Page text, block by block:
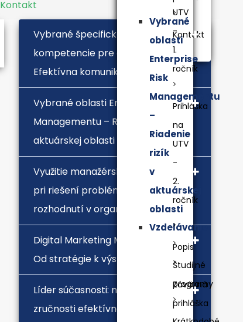
Kontakt
UTV
-
1.
ročník
Prihláška
na
UTV
-
2.
ročník
Vzdelávanie
Študijné
programy
Vybrané
oblasti
Enterprise
Risk
Managementu
–
Riadenie
rizík
v
aktuárskej
oblasti
Popis
Záväzná
prihláška
Kontakt
Vybrané špecifické manažérske
kompetencie pre aktuárov.
Efektívna komunikácia
Vybrané oblasti Enterprise Risk
Managementu – Riadenie rizík v
aktuárskej oblasti
Využitie manažérskych techník
pri riešení problémov a prijímaní
rozhodnutí v organizácii
Digital Marketing MasterClass.
Od stratégie k výsledkom
Líder súčasnosti: nástroje a
zručnosti efektívneho a